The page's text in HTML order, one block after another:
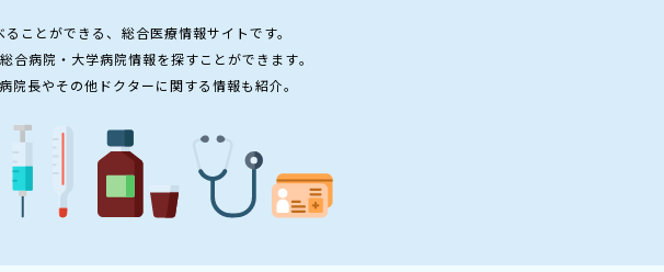
ことができる、総合医療情報サイトです。
病院・大学病院情報を探すことができます。
長やその他ドクターに関する情報も紹介。